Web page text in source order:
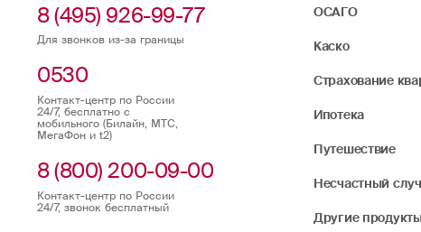
8 (495) 926-99-77
Для звонков из-за границы
0530
Контакт-центр по России
24/7, бесплатно с
мобильного (Билайн, МТС,
МегаФон и t2)
8 (800) 200-09-00
Контакт-центр по России
24/7, звонок бесплатный
ОСАГО
Каско
Страхование
Ипотека
Путешествие
Несчастный
Другие